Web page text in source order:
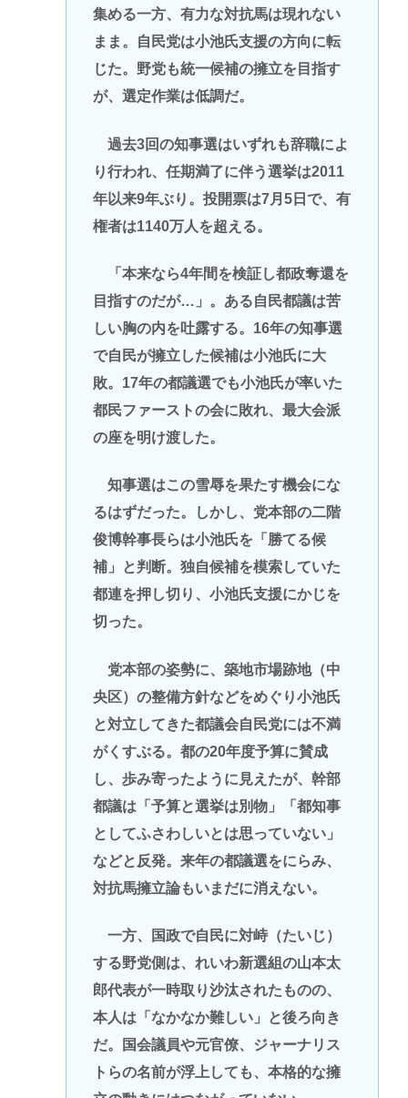
集める一方、有力な対抗馬は現れない
まま。自民党は小池氏支援の方向に転
じた。野党も統一候補の擁立を目指す
が、選定作業は低調だ。
過去3回の知事選はいずれも辞職によ
り行われ、任期満了に伴う選挙は2011
年以来9年ぶり。投開票は7月5日で、有
権者は1140万人を超える。
「本来なら4年間を検証し都政奪還を
目指すのだが…」。ある自民都議は苦
しい胸の内を吐露する。16年の知事選
で自民が擁立した候補は小池氏に大
敗。17年の都議選でも小池氏が率いた
都民ファーストの会に敗れ、最大会派
の座を明け渡した。
知事選はこの雪辱を果たす機会にな
るはずだった。しかし、党本部の二階
俊博幹事長らは小池氏を「勝てる候
補」と判断。独自候補を模索していた
都連を押し切り、小池氏支援にかじを
切った。
党本部の姿勢に、築地市場跡地（中
央区）の整備方針などをめぐり小池氏
と対立してきた都議会自民党には不満
がくすぶる。都の20年度予算に賛成
し、歩み寄ったように見えたが、幹部
都議は「予算と選挙は別物」「都知事
としてふさわしいとは思っていない」
などと反発。来年の都議選をにらみ、
対抗馬擁立論もいまだに消えない。
一方、国政で自民に対峙（たいじ）
する野党側は、れいわ新選組の山本太
郎代表が一時取り沙汰されたものの、
本人は「なかなか難しい」と後ろ向き
だ。国会議員や元官僚、ジャーナリス
トらの名前が浮上しても、本格的な擁